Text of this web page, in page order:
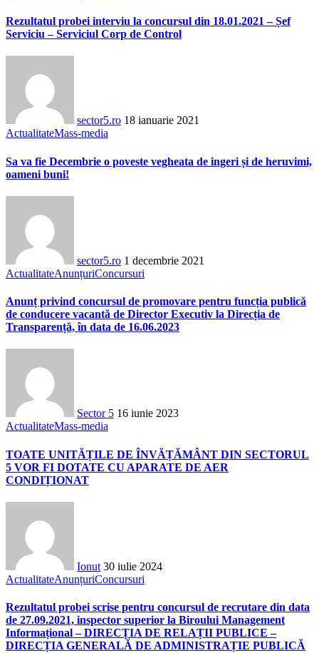
Rezultatul probei interviu la concursul din 18.01.2021 – Șef
Serviciu – Serviciul Corp de Control
sector5.ro 18 ianuarie 2021
ActualitateMass-media
Sa va fie Decembrie o poveste vegheata de ingeri și de heruvimi,
oameni buni!
sector5.ro 1 decembrie 2021
ActualitateAnunțuriConcursuri
Anunț privind concursul de promovare pentru funcția publică
de conducere vacantă de Director Executiv la Direcția de
Transparență, în data de 16.06.2023
Sector 5 16 iunie 2023
ActualitateMass-media
TOATE UNITĂȚILE DE ÎNVĂȚĂMÂNT DIN SECTORUL
5 VOR FI DOTATE CU APARATE DE AER
CONDIȚIONAT
Ionut 30 iulie 2024
ActualitateAnunțuriConcursuri
Rezultatul probei scrise pentru concursul de recrutare din data
de 27.09.2021, inspector superior la Biroului Management
Informațional – DIRECȚIA DE RELAȚII PUBLICE –
DIRECȚIA GENERALĂ DE ADMINISTRAȚIE PUBLICĂ